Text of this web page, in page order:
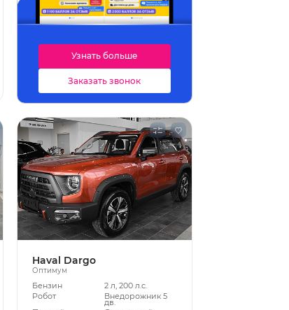
Узнать больше
Заказать звонок
Haval Dargo
Оптимум
Бензин
2 л, 200 л.с.
Робот
Внедорожник 5
дв.